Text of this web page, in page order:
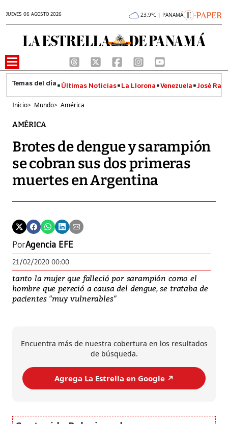
JUEVES 06 AGOSTO 2026 23.9°C | PANAMÁ
Últimas Noticias La Llorona Venezuela José
Inicio> Mundo> América
AMÉRICA
Brotes de dengue y sarampión
se cobran sus dos primeras
muertes en Argentina
PorAgencia EFE
21/02/2020 00:00
tanto la mujer que falleció por sarampión como el
hombre que pereció a causa del dengue, se trataba de
pacientes "muy vulnerables"
Encuentra más de nuestra cobertura en los resultados
de búsqueda.
Agrega La Estrella en Google ↗️